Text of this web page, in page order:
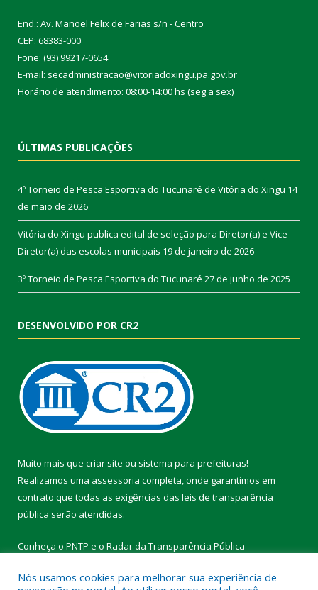
End.: Av. Manoel Felix de Farias s/n - Centro
CEP: 68383-000
Fone: (93) 99217-0654
E-mail: secadministracao@vitoriadoxingu.pa.gov.br
Horário de atendimento: 08:00-14:00 hs (seg a sex)
ÚLTIMAS PUBLICAÇÕES
4º Torneio de Pesca Esportiva do Tucunaré de Vitória do Xingu 14
de maio de 2026
Vitória do Xingu publica edital de seleção para Diretor(a) e Vice-
Diretor(a) das escolas municipais 19 de janeiro de 2026
3º Torneio de Pesca Esportiva do Tucunaré 27 de junho de 2025
DESENVOLVIDO POR CR2
Muito mais que criar site ou sistema para prefeituras!
Realizamos uma assessoria completa, onde garantimos em
contrato que todas as exigências das leis de transparência
pública serão atendidas.
Conheça o PNTP e o Radar da Transparência Pública
Nós usamos cookies para melhorar sua experiência de